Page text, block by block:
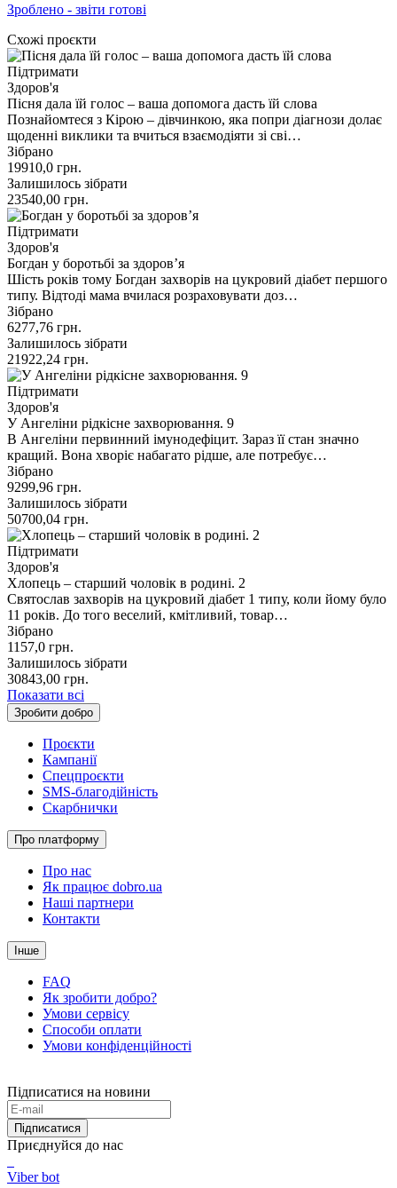
Зроблено - звіти готові
Схожі проєкти
Підтримати
Здоров'я
Пісня дала їй голос – ваша допомога дасть їй слова
Познайомтеся з Кірою – дівчинкою, яка попри діагнози долає
щоденні виклики та вчиться взаємодіяти зі сві…
Зібрано
19910,0 грн.
Залишилось зібрати
23540,00 грн.
Підтримати
Здоров'я
Богдан у боротьбі за здоров’я
Шість років тому Богдан захворів на цукровий діабет першого
типу. Відтоді мама вчилася розраховувати доз…
Зібрано
6277,76 грн.
Залишилось зібрати
21922,24 грн.
Підтримати
Здоров'я
У Ангеліни рідкісне захворювання. 9
В Ангеліни первинний імунодефіцит. Зараз її стан значно
кращий. Вона хворіє набагато рідше, але потребує…
Зібрано
9299,96 грн.
Залишилось зібрати
50700,04 грн.
Підтримати
Здоров'я
Хлопець – старший чоловік в родині. 2
Святослав захворів на цукровий діабет 1 типу, коли йому було
11 років. До того веселий, кмітливий, товар…
Зібрано
1157,0 грн.
Залишилось зібрати
30843,00 грн.
Показати всі
Зробити добро
Проєкти
Кампанії
Спецпроєкти
SMS-благодійність
Скарбнички
Про платформу
Про нас
Як працює dobro.ua
Наші партнери
Контакти
Інше
FAQ
Як зробити добро?
Умови сервісу
Способи оплати
Умови конфіденційності
Підписатися на новини
Підписатися
Приєднуйся до нас
Viber bot